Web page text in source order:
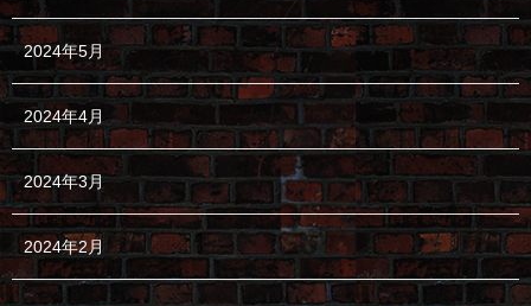
2024年5月
2024年4月
2024年3月
2024年2月